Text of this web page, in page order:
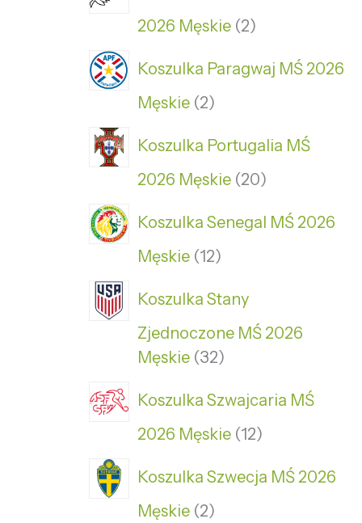
2026 Męskie 2
Koszulka Paragwaj MŚ 2026
Męskie 2
Koszulka Portugalia MŚ
2026 Męskie 20
Koszulka Senegal MŚ 2026
Męskie 12
Koszulka Stany
Zjednoczone MŚ 2026
Męskie 32
Koszulka Szwajcaria MŚ
2026 Męskie 12
Koszulka Szwecja MŚ 2026
Męskie 2